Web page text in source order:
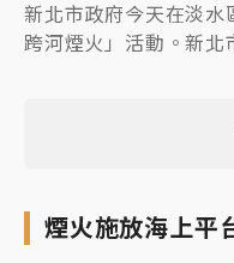
新北市政府今天在淡水
跨河煙火」活動。新北
煙火施放海上平